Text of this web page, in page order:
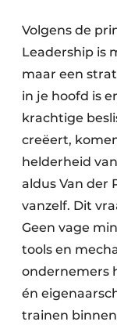
Volgens de
Leadership is
maar een
in je hoofd is
krachtige
creëert,
helderheid
aldus Van der
vanzelf. Dit
Geen vage
tools en
ondernemers
én
trainen